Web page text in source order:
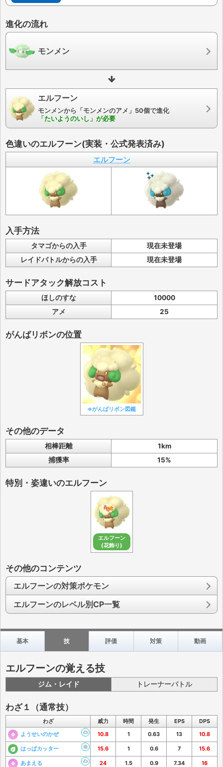
進化の流れ
モンメン
エルフーン
モンメンから「モンメンのアメ」50個で進化
「たいようのいし」が必要
色違いのエルフーン(実装・公式発表済み)
エルフーン
入手方法
タマゴからの入手
現在未登場
レイドバトルからの入手
現在未登場
サードアタック解放コスト
ほしのすな
10000
アメ
25
がんばリボンの位置
⇒がんばリボン図鑑
その他のデータ
相棒距離
1km
捕獲率
15%
特別・姿違いのエルフーン
エルフーン
(花飾り)
その他のコンテンツ
エルフーンの対策ポケモン
エルフーンのレベル別CP一覧
基本 技 評価 対策 動画
エルフーンの覚える技
ジム・レイド トレーナーバトル
わざ１（通常技）
わざ 威力 時間 発生 EPS
DPS
ようせいのかぜ
10.8 1 0.63 13 10.8
はっぱカッター 15.6 1 0.6 7 15.6
あまえる 24 1.5 0.9 7.34 16